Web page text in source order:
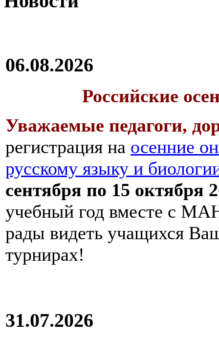
06.08.2026
Российские
Уважаемые педагоги,
регистрация на осенние
русскому языку и
сентября по 15 октября
учебный год вместе с
рады видеть учащихся
турнирах!
31.07.2026